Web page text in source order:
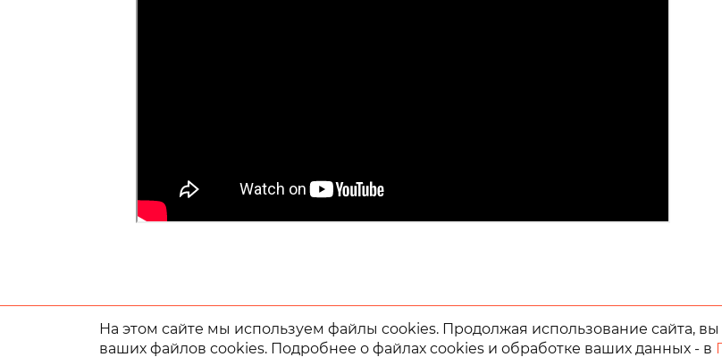
На этом сайте мы используем файлы cookies. Продолжая использование сайта, вы
ваших файлов cookies. Подробнее о файлах cookies и обработке ваших данных - в